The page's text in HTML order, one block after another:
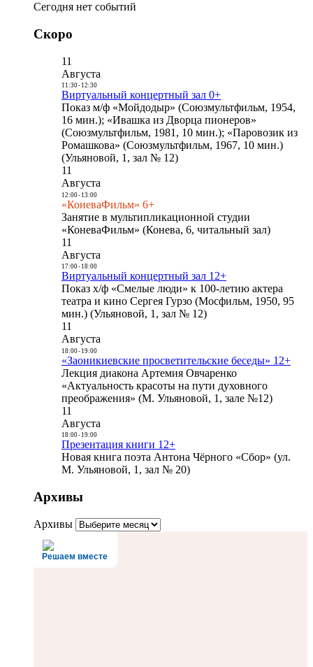
Сегодня нет событий
Скоро
11
Августа
11:30- 12:30
Виртуальный концертный зал 0+
Показ м/ф «Мойдодыр» (Союзмультфильм, 1954,
16 мин.); «Ивашка из Дворца пионеров»
(Союзмультфильм, 1981, 10 мин.); «Паровозик из
Ромашкова» (Союзмультфильм, 1967, 10 мин.)
(Ульяновой, 1, зал № 12)
11
Августа
12:00- 13:00
«КоневаФильм» 6+
Занятие в мультипликационной студии
«КоневаФильм» (Конева, 6, читальный зал)
11
Августа
17:00- 18:00
Виртуальный концертный зал 12+
Показ х/ф «Смелые люди» к 100-летию актера
театра и кино Сергея Гурзо (Мосфильм, 1950, 95
мин.) (Ульяновой, 1, зал № 12)
11
Августа
18:00- 19:00
«Заоникиевские просветительские беседы» 12+
Лекция диакона Артемия Овчаренко
«Актуальность красоты на пути духовного
преображения» (М. Ульяновой, 1, зале №12)
11
Августа
18:00- 19:00
Презентация книги 12+
Новая книга поэта Антона Чёрного «Сбор» (ул.
М. Ульяновой, 1, зал № 20)
Архивы
Архивы
Решаем вместе